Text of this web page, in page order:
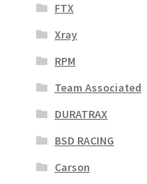
FTX
Xray
RPM
Team Associated
DURATRAX
BSD RACING
Carson